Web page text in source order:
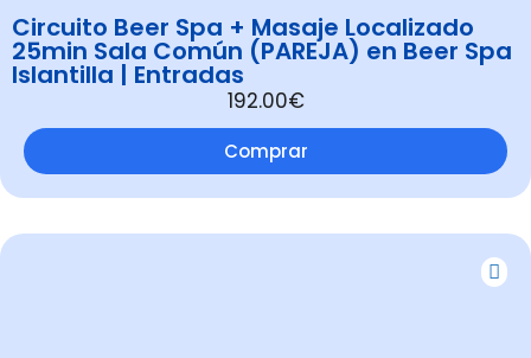
Circuito Beer Spa + Masaje Localizado
25min Sala Común (PAREJA) en Beer Spa
Islantilla | Entradas
192.00€
Comprar